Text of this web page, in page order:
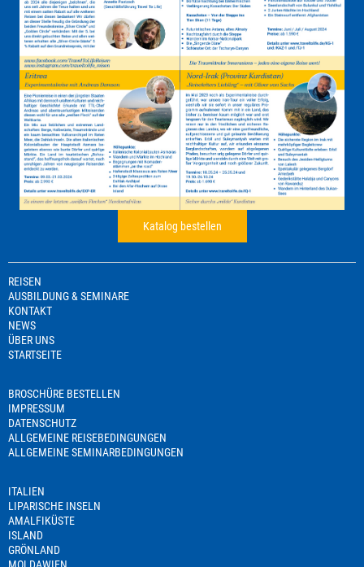
Katalog bestellen
REISEN
AUSBILDUNG & SEMINARE
KONTAKT
NEWS
ÜBER UNS
STARTSEITE
BROSCHÜRE BESTELLEN
IMPRESSUM
DATENSCHUTZ
ALLGEMEINE REISEBEDINGUNGEN
ALLGEMEINE SEMINARBEDINGUNGEN
ITALIEN
LIPARISCHE INSELN
AMALFIKÜSTE
ISLAND
GRÖNLAND